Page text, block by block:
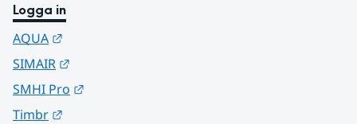
Logga in
AQUA
SIMAIR
SMHI Pro
Timbr